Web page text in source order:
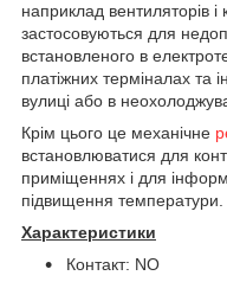
наприклад вентиляторів і
застосовуються для
встановленого в
платіжних терміналах та
вулиці або в
Крім цього це механічне
встановлюватися для
приміщеннях і для
підвищення температури.
Характеристики
Контакт: NO